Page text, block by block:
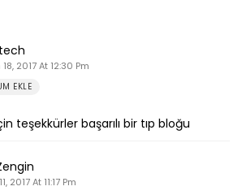
2017 At 12:30 Pm
EKLE
teşekkürler başarılı bir tıp bloğu
2017 At 11:17 Pm